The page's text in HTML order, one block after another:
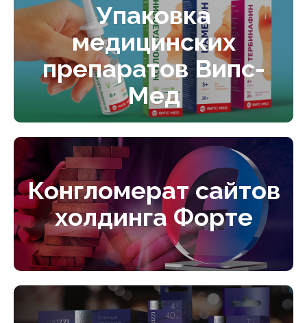
Упаковка
медицинских
препаратов Випс-
Мед
Конгломерат сайтов
холдинга Форте